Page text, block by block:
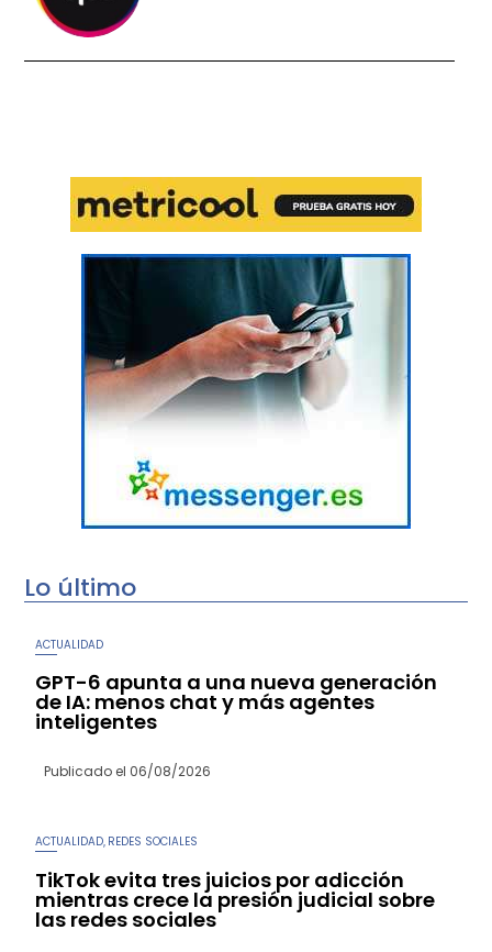
Lo último
ACTUALIDAD
GPT-6 apunta a una nueva generación
de IA: menos chat y más agentes
inteligentes
Publicado el 06/08/2026
ACTUALIDAD, REDES SOCIALES
TikTok evita tres juicios por adicción
mientras crece la presión judicial sobre
las redes sociales